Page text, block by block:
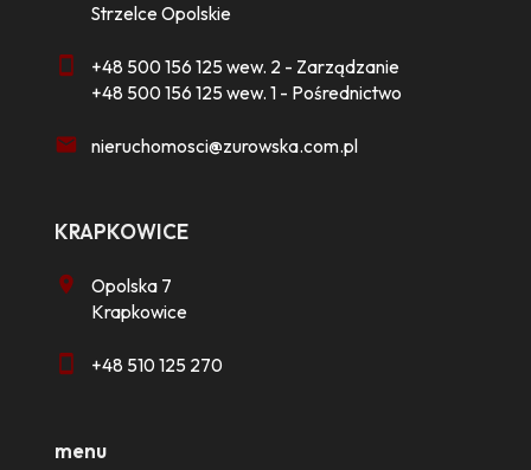
Strzelce Opolskie
+48 500 156 125 wew. 2 - Zarządzanie
+48 500 156 125 wew. 1 - Pośrednictwo
nieruchomosci@zurowska.com.pl
KRAPKOWICE
Opolska 7
Krapkowice
+48 510 125 270
menu